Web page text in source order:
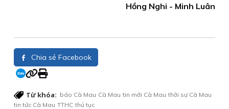
Hồng Nghi - Minh Luân
Chia sẻ Facebook
Từ khóa: báo Cà Mau Cà Mau tin mới Cà Mau thời sự Cà Mau
tin tức Cà Mau TTHC thủ tục